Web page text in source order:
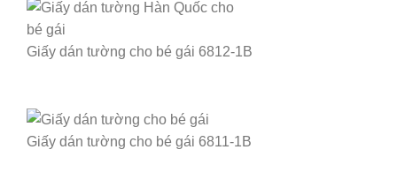
Giấy dán tường cho bé gái 6812-1B
Giấy dán tường cho bé gái 6811-1B